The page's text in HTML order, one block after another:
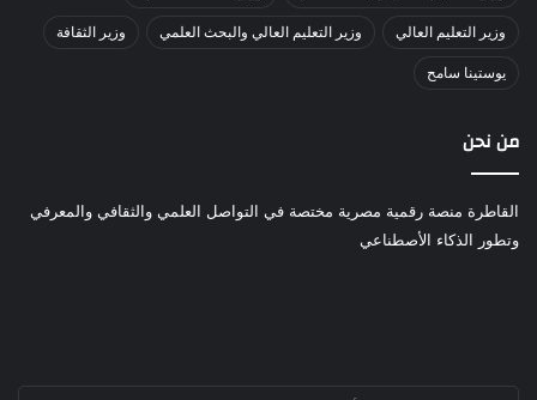
وزير التعليم العالي وزير التعليم العالي والبحث العلمي وزير الثقافة
يوستينا سامح
من نحن
القاطرة منصة رقمية مصرية مختصة في التواصل العلمي والثقافي والمعرفي
وتطور الذكاء الأصطناعي